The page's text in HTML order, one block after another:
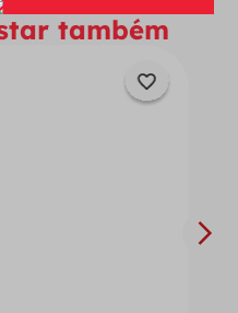
também